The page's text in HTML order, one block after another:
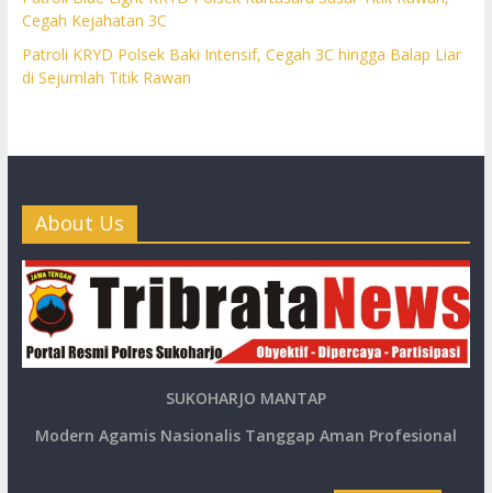
Cegah Kejahatan 3C
Patroli KRYD Polsek Baki Intensif, Cegah 3C hingga Balap Liar
di Sejumlah Titik Rawan
About Us
SUKOHARJO MANTAP
Modern Agamis Nasionalis Tanggap Aman Profesional